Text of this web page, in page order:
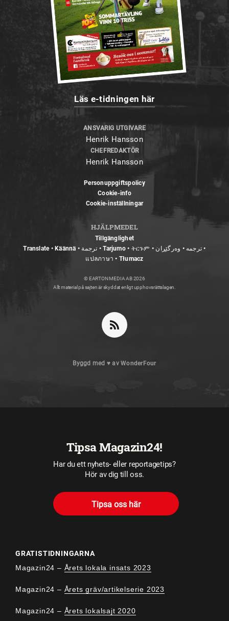
Läs e-tidningen här
ANSVARIG UTGIVARE
Henrik Hansson
CHEFREDAKTÖR
Henrik Hansson
Personuppgiftspolicy
Cookie-info
Cookie-inställningar
HJÄLPMEDEL
Tillgänglighet
Translate • Käännä • ترجمة • Tarjumo • ትርጉም • ترجمه • وەرگێڕان •
แปลภาษา • Tłumacz
© EARTON MEDIA AB 2026
Allt material på sajten är skyddat enligt upphovsrättslagen.
Byggd med ♥ avWonderFour
Tipsa Magazin24!
Har du ett nyhets- eller reportagetips?
Hör av dig till oss.
Tipsa oss här
GRATISTIDNINGARNA
Magazin24 – Årets lokala insats 2023
Magazin24 – Årets gräv/artikelserie 2023
Magazin24 – Årets lokalsajt 2020